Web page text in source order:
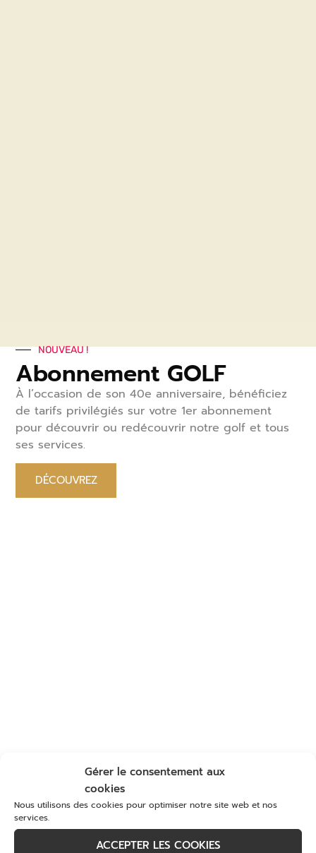
Gérer le consentement aux
cookies
Nous utilisons des cookies pour optimiser notre site web et nos
services.
ACCEPTER LES COOKIES
NOUVEAU !
Abonnement GOLF
À l’occasion de son 40e anniversaire, bénéficiez
de tarifs privilégiés sur votre 1er abonnement
pour découvrir ou redécouvrir notre golf et tous
ses services.
DÉCOUVREZ